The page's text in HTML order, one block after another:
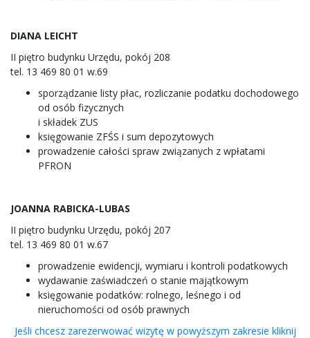
DIANA LEICHT
II piętro budynku Urzędu, pokój 208
tel. 13 469 80 01 w.69
sporządzanie listy płac, rozliczanie podatku dochodowego
od osób fizycznych
i składek ZUS
księgowanie ZFŚS i sum depozytowych
prowadzenie całości spraw związanych z wpłatami
PFRON
JOANNA RABICKA-LUBAS
II piętro budynku Urzędu, pokój 207
tel. 13 469 80 01 w.67
prowadzenie ewidencji, wymiaru i kontroli podatkowych
wydawanie zaświadczeń o stanie majątkowym
księgowanie podatków: rolnego, leśnego i od
nieruchomości od osób prawnych
Jeśli chcesz zarezerwować wizytę w powyższym zakresie kliknij